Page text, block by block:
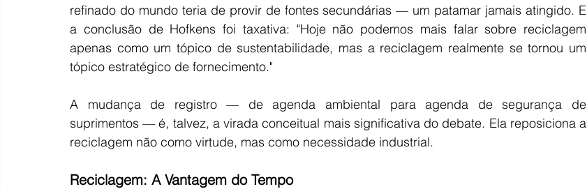
refinado do mundo teria de provir de fontes secundárias — um patamar jamais atingido. E
a conclusão de Hofkens foi taxativa: "Hoje não podemos mais falar sobre reciclagem
apenas como um tópico de sustentabilidade, mas a reciclagem realmente se tornou um
tópico estratégico de fornecimento."
A mudança de registro — de agenda ambiental para agenda de segurança de
suprimentos — é, talvez, a virada conceitual mais significativa do debate. Ela reposiciona a
reciclagem não como virtude, mas como necessidade industrial.
Reciclagem: A Vantagem do Tempo